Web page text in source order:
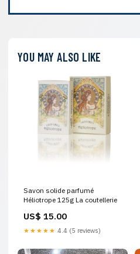
YOU MAY ALSO LIKE
Savon solide parfumé
Héliotrope 125g La coutellerie
US$ 15.00
★★★★★ 4.4 (5 reviews)